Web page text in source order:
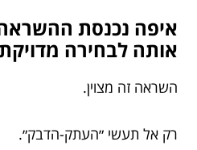
איפה נכנסת ההשראה
אותה לבחירה
השראה זה מצוין.
רק אל תעשי ״העתק-הדבק״.